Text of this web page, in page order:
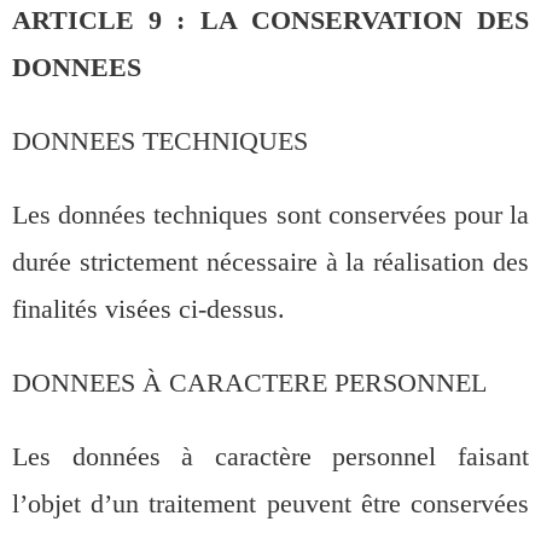
ARTICLE 9 : LA CONSERVATION DES
DONNEES
DONNEES TECHNIQUES
Les données techniques sont conservées pour la
durée strictement nécessaire à la réalisation des
finalités visées ci-dessus.
DONNEES À CARACTERE PERSONNEL
Les données à caractère personnel faisant
l’objet d’un traitement peuvent être conservées